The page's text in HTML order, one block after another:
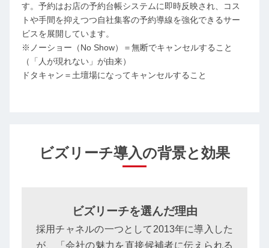
す。予約はお店の予約台帳システムに即時反映され、コス
トや手間を抑えつつ自社集客の予約導線を強化できるサー
ビスを展開しています。
※ノーショー（No Show）＝無断でキャンセルすること
（「人が現れない」が由来）
ドタキャン＝土壇場になってキャンセルすること
ビズリーチ導入の背景と効果
ビズリーチを選んだ理由
採用チャネルの一つとして2013年に導入した
が、「会社の魅力を直接候補者に伝えられる